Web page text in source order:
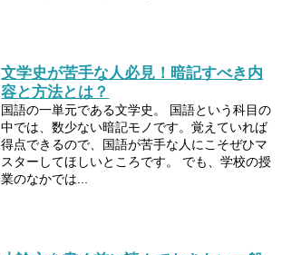
文学史が苦手な人必見！暗記すべき内
容と方法とは？
国語の一単元である文学史。 国語という科目の
中では、数少ない暗記モノです。覚えていれば
得点できるので、国語が苦手な人にこそぜひマ
スターしてほしいところです。 でも、学校の授
業のなかでは...